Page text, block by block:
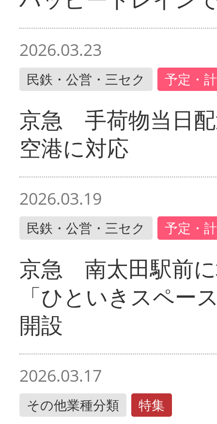
2026.03.23
民鉄・公営・三セク 予定・
京急 手荷物当日
空港に対応
2026.03.19
民鉄・公営・三セク 予定・
京急 南太田駅前
「ひといきスペー
開設
2026.03.17
その他業種分類 特集